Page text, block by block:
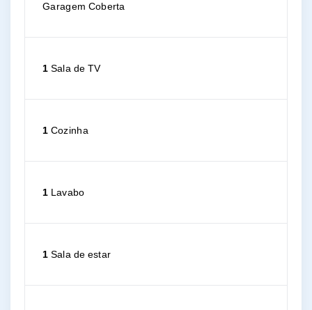
Garagem Coberta
1 Sala de TV
1 Cozinha
1 Lavabo
1 Sala de estar